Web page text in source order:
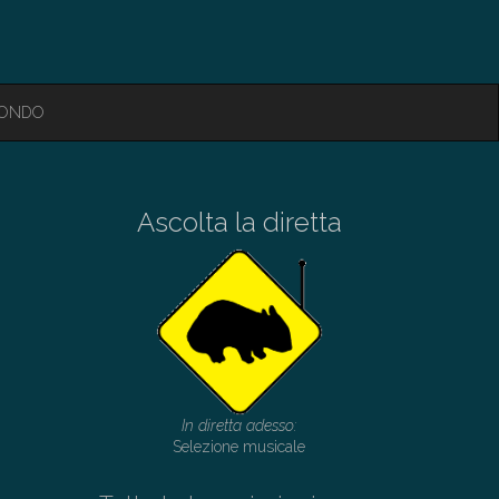
Ascolta la diretta
In diretta adesso:
Selezione musicale